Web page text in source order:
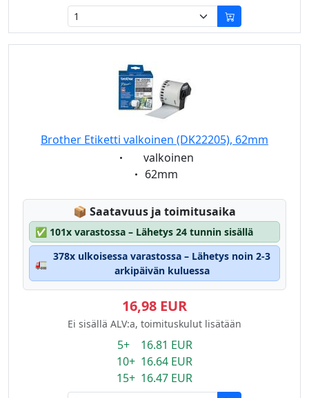
Brother Etiketti valkoinen (DK22205), 62mm
Eigenschaft:
valkoinen
Eigenschaft:
62mm
📦 Lagerstatus:
Saatavuus ja toimitusaika
✅ 101x varastossa – Lähetys 24 tunnin sisällä
🚛
378x ulkoisessa varastossa – Lähetys noin 2-3
arkipäivän kuluessa
16,98 EUR
Ei sisällä ALV:a, toimituskulut lisätään
5+ 16.81 EUR
10+ 16.64 EUR
15+ 16.47 EUR